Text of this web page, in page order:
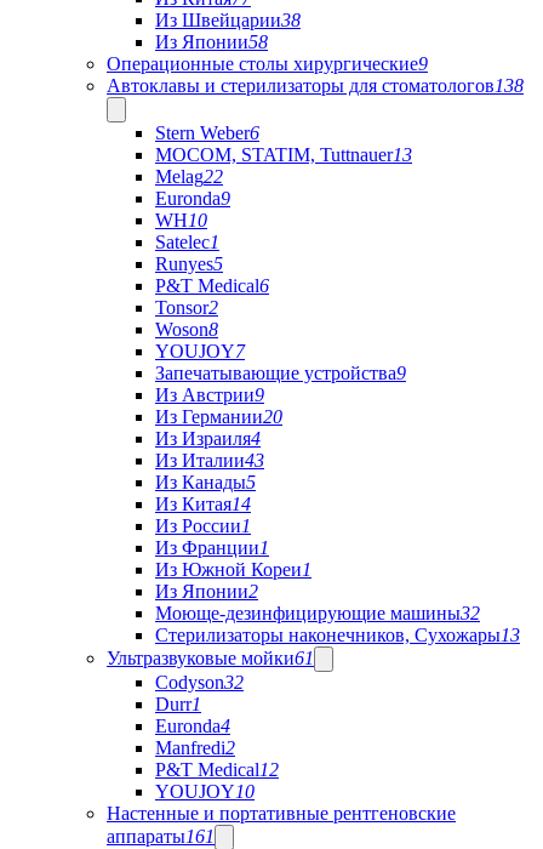
Из Швейцарии38
Из Японии58
Операционные столы хирургические9
Автоклавы и стерилизаторы для стоматологов138
Stern Weber6
MOCOM, STATIM, Tuttnauer13
Melag22
Euronda9
WH10
Satelec1
Runyes5
P&T Medical6
Tonsor2
Woson8
YOUJOY7
Запечатывающие устройства9
Из Австрии9
Из Германии20
Из Израиля4
Из Италии43
Из Канады5
Из Китая14
Из России1
Из Франции1
Из Южной Кореи1
Из Японии2
Моюще-дезинфицирующие машины32
Стерилизаторы наконечников, Сухожары13
Ультразвуковые мойки61
Codyson32
Durr1
Euronda4
Manfredi2
P&T Medical12
YOUJOY10
Настенные и портативные рентгеновские
аппараты161